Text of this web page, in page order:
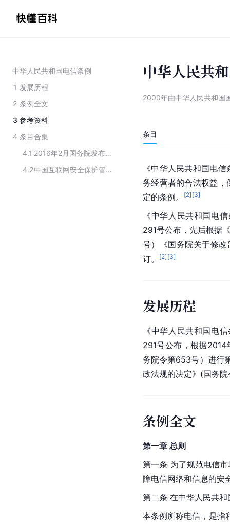
中华人民共和国电信条例
1 发展历程
2 条例全文
3 参考资料
4 条目合集
4.1
2016年2月国务院发布和修订的行政法规
4.2
中国互联网安全保护管理制度的制度内容
中华人民共
2000年由中华人民共和国
条目
《中华人民共和国电
务经营者的合法权益，
定的条例。
[2] [3]
《中华人民共和国电
291号公布，先后根据
号）《国务院关于修
订。
[2] [3]
发展历程
《中华人民共和国电
291号公布，根据
务院令第653号）进行
政法规的决定》(国务
条例全文
第一章 总则
第一条 为了规范电信
障电信网络和信息的安
第二条 在中华人民共
本条例所称电信，是指